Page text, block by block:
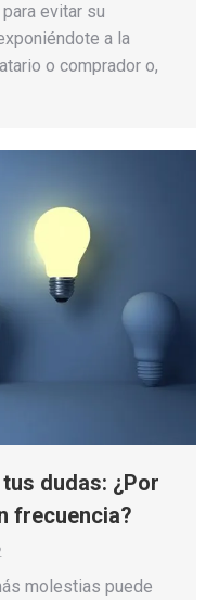
evitar su
a la
o comprador o,
dudas: ¿Por
frecuencia?
molestias puede